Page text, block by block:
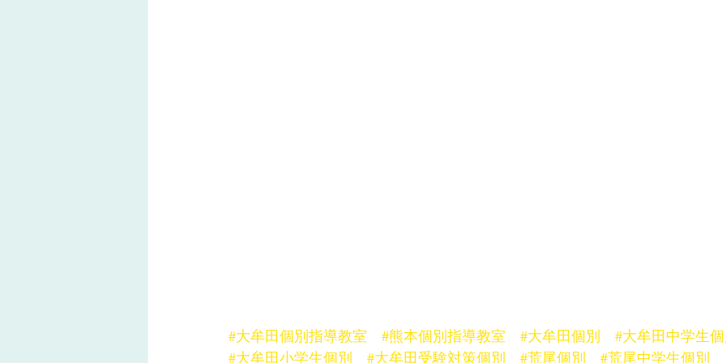
#大牟田個別指導教室 #熊本個別指導教室 #大牟田個別
#大牟田中学生
#大牟田小学生個別
#大牟田受験対策個別 #荒尾個別 #荒尾中学生個別